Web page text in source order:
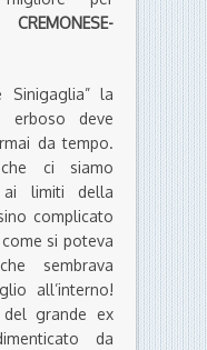
CREMONESE-
Sinigaglia” la
erboso deve
da tempo.
ci siamo
ai limiti della
complicato
si poteva
sembrava
all’interno!
grande ex
da